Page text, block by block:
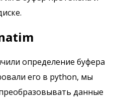
определение буфера
его в python, мы
данные